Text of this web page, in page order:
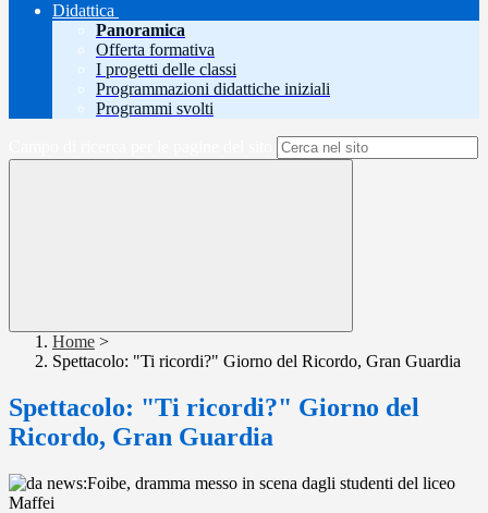
Didattica
Panoramica
Offerta formativa
I progetti delle classi
Programmazioni didattiche iniziali
Programmi svolti
Home >
Spettacolo: "Ti ricordi?" Giorno del Ricordo, Gran Guardia
Spettacolo: "Ti ricordi?" Giorno del
Ricordo, Gran Guardia